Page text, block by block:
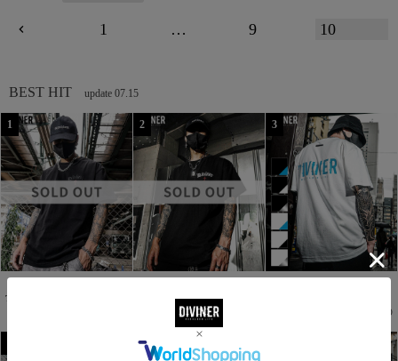
1 … 9 10
BEST HIT update 07.15
TEE(ブラック/ブラック)
TEE(ブラック/ホワイト)